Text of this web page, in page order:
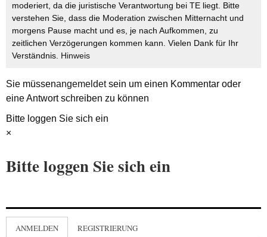
moderiert, da die juristische Verantwortung bei TE liegt. Bitte
verstehen Sie, dass die Moderation zwischen Mitternacht und
morgens Pause macht und es, je nach Aufkommen, zu
zeitlichen Verzögerungen kommen kann. Vielen Dank für Ihr
Verständnis. Hinweis
Sie müssenangemeldetsein um einen Kommentar oder
eine Antwort schreiben zu können
Bitte loggen Sie sich ein
×
Bitte loggen Sie sich ein
ANMELDEN REGISTRIERUNG